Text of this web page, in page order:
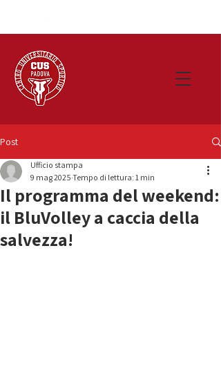
Post
Il programma del weekend:
il BluVolley a caccia della
salvezza!
Ufficio stampa
9 mag 2025 Tempo di lettura: 1 min